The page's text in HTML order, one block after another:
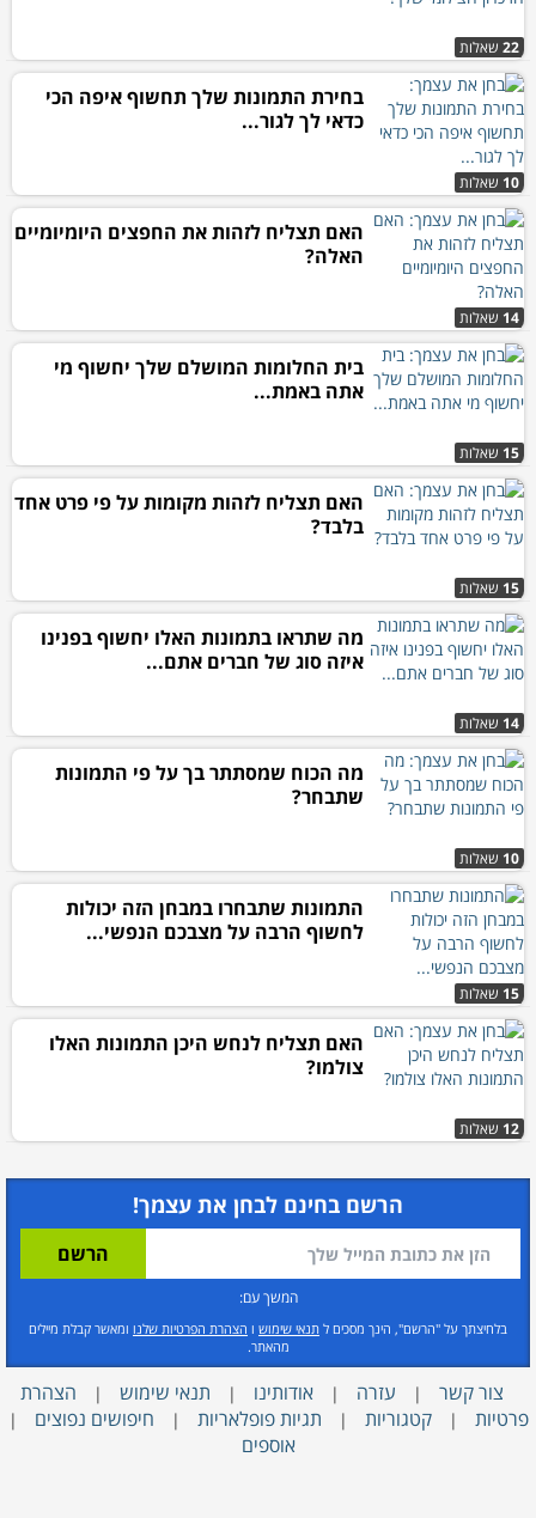
22 שאלות
10 שאלות
בחירת התמונות שלך תחשוף איפה הכי
כדאי לך לגור...
14 שאלות
האם תצליח לזהות את החפצים היומיומיים
האלה?
15 שאלות
בית החלומות המושלם שלך יחשוף מי
אתה באמת...
15 שאלות
האם תצליח לזהות מקומות על פי פרט אחד
בלבד?
14 שאלות
מה שתראו בתמונות האלו יחשוף בפנינו
איזה סוג של חברים אתם...
10 שאלות
מה הכוח שמסתתר בך על פי התמונות
שתבחר?
15 שאלות
התמונות שתבחרו במבחן הזה יכולות
לחשוף הרבה על מצבכם הנפשי...
12 שאלות
האם תצליח לנחש היכן התמונות האלו
צולמו?
הרשם בחינם לבחן את עצמך!
המשך עם:
בלחיצתך על "הרשם", הינך מסכים ל תנאי שימוש ו הצהרת הפרטיות שלנו ומאשר קבלת מיילים
מהאתר.
צור קשר | עזרה | אודותינו | תנאי שימוש |
הצהרת
פרטיות
| קטגוריות | תגיות פופלאריות | חיפושים נפוצים |
אוספים